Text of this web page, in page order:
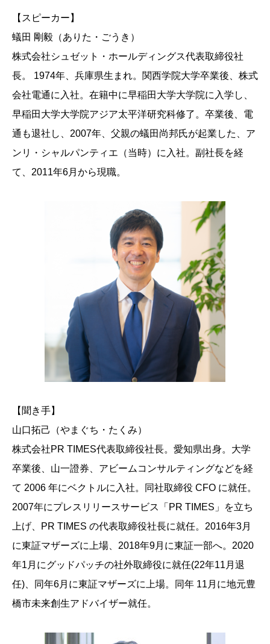
【スピーカー】
蟻田 剛毅（ありた・ごうき）
株式会社シュゼット・ホールディングス代表取締役社
長。 1974年、兵庫県生まれ。関西学院大学卒業後、株式
会社電通に入社。在籍中に早稲田大学大学院に入学し、
早稲田大学大学院アジア太平洋研究科修了。卒業後、電
通も退社し、2007年、父親の蟻田尚邦氏が起業した、ア
ンリ・シャルパンティエ（当時）に入社。副社長を経
て、2011年6月から現職。
【聞き手】
山口拓己（やまぐち・たくみ）
株式会社PR TIMES代表取締役社長。愛知県出身。大学
卒業後、山一證券、アビームコンサルティングなどを経
て 2006 年にベクトルに入社。同社取締役 CFO に就任。
2007年にプレスリリースサービス「PR TIMES」を立ち
上げ、PR TIMES の代表取締役社長に就任。2016年3月
に東証マザーズに上場、2018年9月に東証一部へ。2020
年1月にグッドパッチの社外取締役に就任(22年11月退
任)、同年6月に東証マザーズに上場。同年 11月に地元豊
橋市未来創生アドバイザー就任。